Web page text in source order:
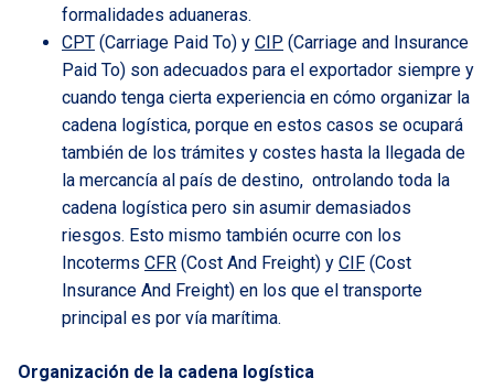
formalidades aduaneras.
CPT (Carriage Paid To) y CIP (Carriage and Insurance
Paid To) son adecuados para el exportador siempre y
cuando tenga cierta experiencia en cómo organizar la
cadena logística, porque en estos casos se ocupará
también de los trámites y costes hasta la llegada de
la mercancía al país de destino, ontrolando toda la
cadena logística pero sin asumir demasiados
riesgos. Esto mismo también ocurre con los
Incoterms CFR (Cost And Freight) y CIF (Cost
Insurance And Freight) en los que el transporte
principal es por vía marítima.
Organización de la cadena logística